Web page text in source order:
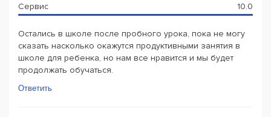
Сервис 10.0
Остались в школе после пробного урока, пока не могу
сказать насколько окажутся продуктивными занятия в
школе для ребенка, но нам все нравится и мы будет
продолжать обучаться.
Ответить